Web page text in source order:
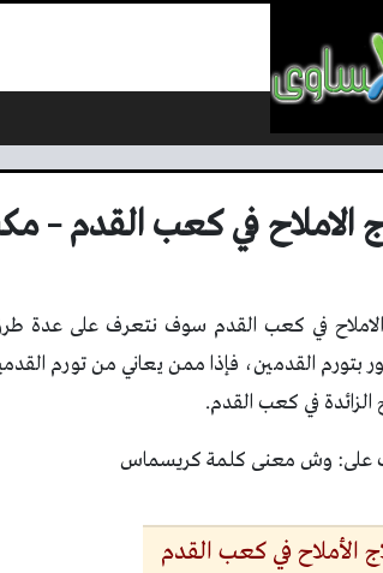
الاملاح في كعب القدم –
في كعب القدم سوف نتعرف على عدة
بتورم القدمين، فإذا ممن يعاني من تورم
الزائدة في كعب القدم.
على: وش معنى كلمة كريسماس
الأملاح في كعب القدم